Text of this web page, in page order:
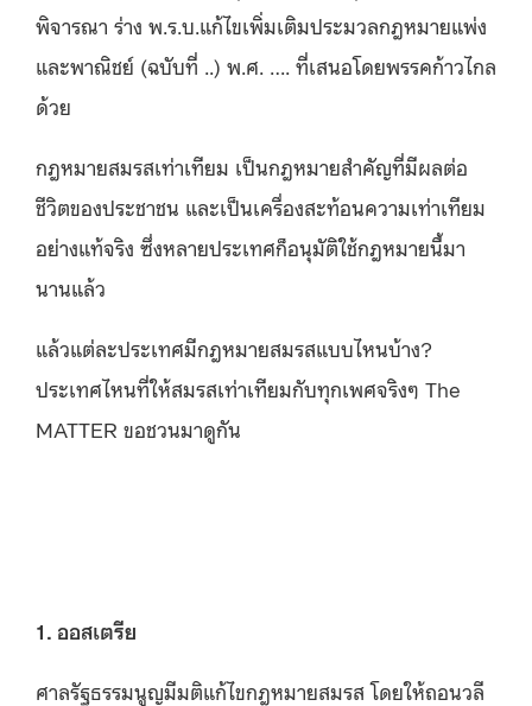
พิจารณา ร่าง พ.ร.บ.แก้ไขเพิ่มเติมประมวลกฎหมายแพ่ง
และพาณิชย์ (ฉบับที่ ..) พ.ศ. …. ที่เสนอโดยพรรคก้าวไกล
ด้วย
กฎหมายสมรสเท่าเทียม เป็นกฎหมายสำคัญที่มีผลต่อ
ชีวิตของประชาชน และเป็นเครื่องสะท้อนความเท่าเทียม
อย่างแท้จริง ซึ่งหลายประเทศก็อนุมัติใช้กฎหมายนี้มา
นานแล้ว
แล้วแต่ละประเทศมีกฎหมายสมรสแบบไหนบ้าง?
ประเทศไหนที่ให้สมรสเท่าเทียมกับทุกเพศจริงๆ The
MATTER ขอชวนมาดูกัน
1. ออสเตรีย
ศาลรัฐธรรมนูญมีมติแก้ไขกฎหมายสมรส โดยให้ถอนวลี